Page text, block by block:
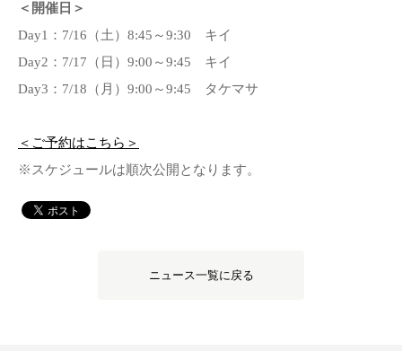
＜開催日＞
Day1：7/16（土）8:45～9:30 キイ
Day2：7/17（日）9:00～9:45 キイ
Day3：7/18（月）9:00～9:45 タケマサ
＜ご予約はこちら＞
※スケジュールは順次公開となります。
ニュース一覧に戻る